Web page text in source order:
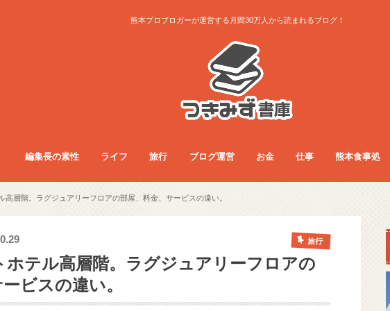
熊本プロブロガーが運営する月間30万人から読まれるブログ！
編集長の素性 ライフ
ライフ
お得生活術
グッズレビュー
コラム
サービス
ダイエット
ファッション
フード
旅行
旅行総合
旅行術
旅行記
ブログ運営
ブログ運営
アクセス・収益
ノウハウ
お金
お金
フリーランス
副業
仕事
仕事総合
人間関係
仕事術
働き方
医療・看護師
熊本食事処
食事総合
モーニング
ランチ
夜ご飯
カフェ
居酒屋・BAR
パン屋
ラーメン
まとめ
高層階。ラグジュアリーフロアの部屋、料金、サービスの違い。
旅行
ホテル高層階。ラグジュアリーフロアの
ビスの違い。